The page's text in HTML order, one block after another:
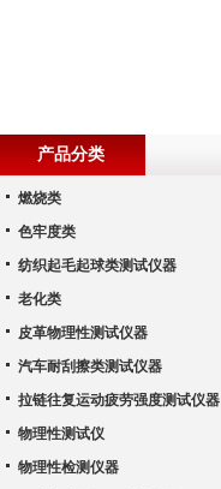
产品分类
燃烧类
色牢度类
纺织起毛起球类测试仪器
老化类
皮革物理性测试仪器
汽车耐刮擦类测试仪器
拉链往复运动疲劳强度测试仪器
物理性测试仪
物理性检测仪器